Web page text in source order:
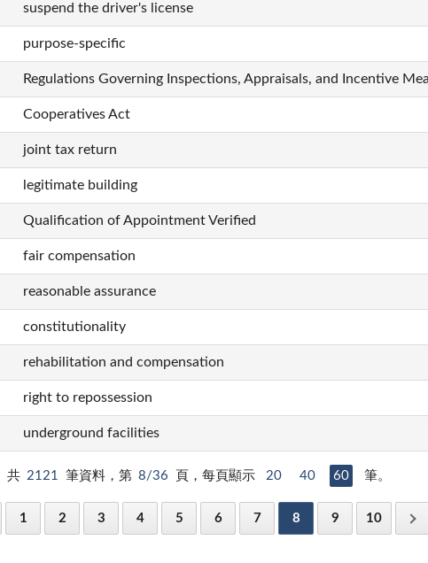
suspend the driver's license
purpose-specific
Regulations Governing Inspections, Appraisals, and Incentive
Cooperatives Act
joint tax return
legitimate building
Qualification of Appointment Verified
fair compensation
reasonable assurance
constitutionality
rehabilitation and compensation
right to repossession
underground facilities
共 2121 筆資料，第 8/36 頁，每頁顯示 20 40 60 筆。
1 2 3 4 5 6 7 8 9 10